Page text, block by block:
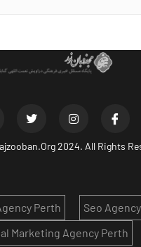
2024. All Rights
Seo
Perth
Marketing Agency Perth